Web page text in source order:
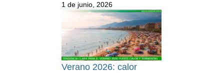
1 de junio, 2026
Verano 2026: calor